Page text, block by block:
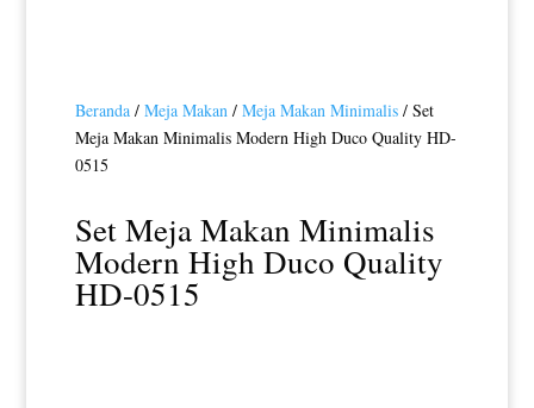
Beranda/ Meja Makan/ Meja Makan Minimalis/ Set
Meja Makan Minimalis Modern High Duco Quality HD-
0515
Set Meja Makan Minimalis
Modern High Duco Quality
HD-0515